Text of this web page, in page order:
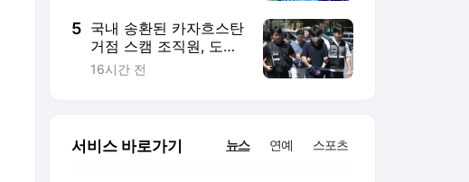
5 국내 송환된 카자흐스탄
거점 스캠 조직원, 도주
우려로 4명 구속
16시간 전
서비스 바로가기 뉴스 연예 스포츠